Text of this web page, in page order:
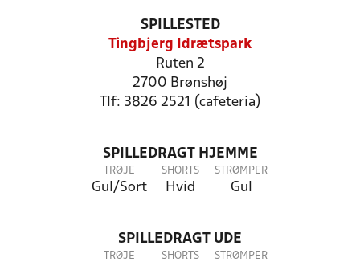
SPILLESTED
Tingbjerg Idrætspark
Ruten 2
2700 Brønshøj
Tlf: 3826 2521 (cafeteria)
SPILLEDRAGT HJEMME
TRØJE
Gul/Sort
SHORTS
Hvid
STRØMPER
Gul
SPILLEDRAGT UDE
TRØJE SHORTS STRØMPER